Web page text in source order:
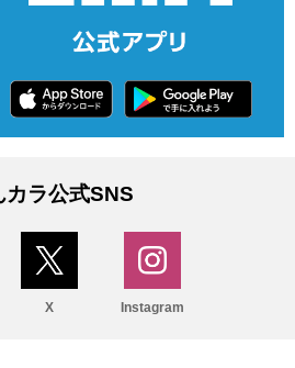
カラ公式SNS
X Instagram